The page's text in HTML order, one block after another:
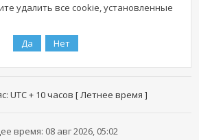
удалить все cookie, установленные
UTC + 10 часов [ Летнее время ]
время: 08 авг 2026, 05:02